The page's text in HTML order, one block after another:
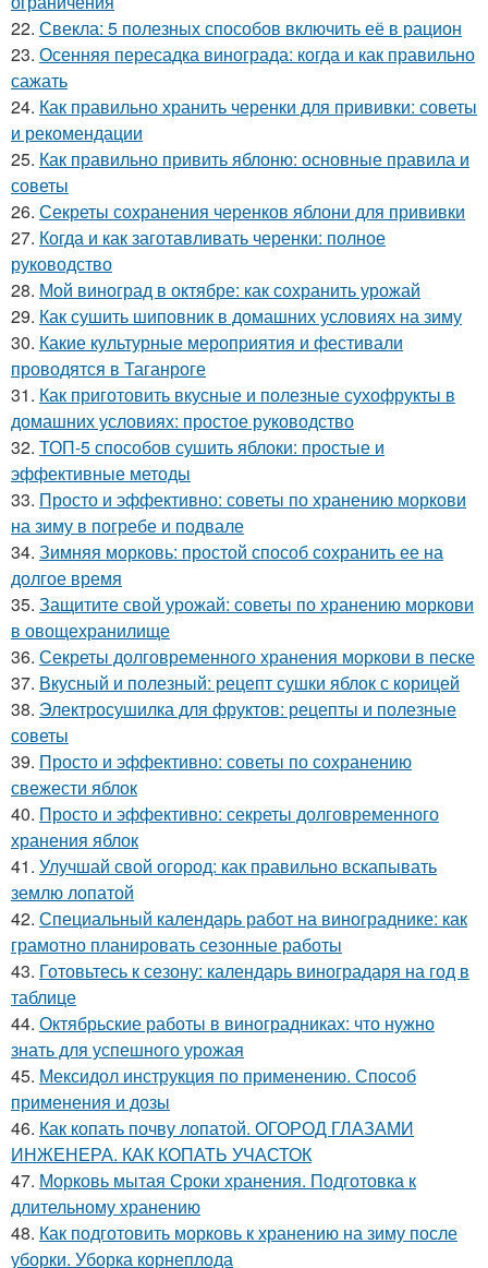
22. Свекла: 5 полезных способов включить её в рацион
23. Осенняя пересадка винограда: когда и как правильно
сажать
24. Как правильно хранить черенки для прививки: советы
и рекомендации
25. Как правильно привить яблоню: основные правила и
советы
26. Секреты сохранения черенков яблони для прививки
27. Когда и как заготавливать черенки: полное
руководство
28. Мой виноград в октябре: как сохранить урожай
29. Как сушить шиповник в домашних условиях на зиму
30. Какие культурные мероприятия и фестивали
проводятся в Таганроге
31. Как приготовить вкусные и полезные сухофрукты в
домашних условиях: простое руководство
32. ТОП-5 способов сушить яблоки: простые и
эффективные методы
33. Просто и эффективно: советы по хранению моркови
на зиму в погребе и подвале
34. Зимняя морковь: простой способ сохранить ее на
долгое время
35. Защитите свой урожай: советы по хранению моркови
в овощехранилище
36. Секреты долговременного хранения моркови в песке
37. Вкусный и полезный: рецепт сушки яблок с корицей
38. Электросушилка для фруктов: рецепты и полезные
советы
39. Просто и эффективно: советы по сохранению
свежести яблок
40. Просто и эффективно: секреты долговременного
хранения яблок
41. Улучшай свой огород: как правильно вскапывать
землю лопатой
42. Специальный календарь работ на винограднике: как
грамотно планировать сезонные работы
43. Готовьтесь к сезону: календарь виноградаря на год в
таблице
44. Октябрьские работы в виноградниках: что нужно
знать для успешного урожая
45. Мексидол инструкция по применению. Способ
применения и дозы
46. Как копать почву лопатой. ОГОРОД ГЛАЗАМИ
ИНЖЕНЕРА. КАК КОПАТЬ УЧАСТОК
47. Морковь мытая Сроки хранения. Подготовка к
длительному хранению
48. Как подготовить морковь к хранению на зиму после
уборки. Уборка корнеплода